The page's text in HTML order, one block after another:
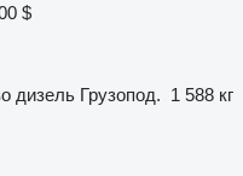
$
дизель Грузопод. 1 588 кг